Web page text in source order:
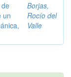
un
Borjas,
Rocío del
Valle